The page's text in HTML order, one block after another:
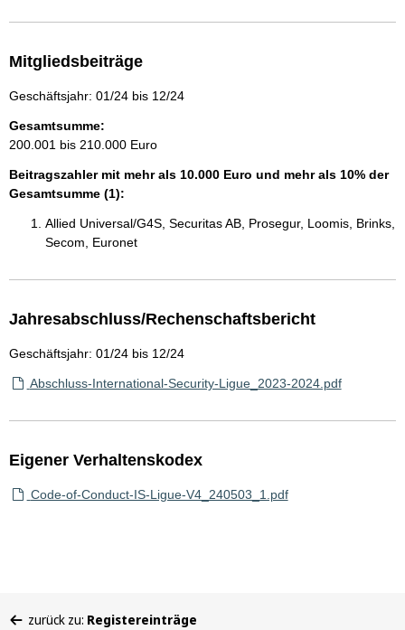
Mitgliedsbeiträge
Geschäftsjahr: 01/24 bis 12/24
Gesamtsumme:
200.001 bis 210.000 Euro
Beitragszahler mit mehr als 10.000 Euro und mehr als 10% der
Gesamtsumme (1):
Allied Universal/G4S, Securitas AB, Prosegur, Loomis, Brinks,
Secom, Euronet
Jahresabschluss/Rechenschaftsbericht
Geschäftsjahr: 01/24 bis 12/24
Abschluss-International-Security-Ligue_2023-2024.pdf
Eigener Verhaltenskodex
Code-of-Conduct-IS-Ligue-V4_240503_1.pdf
zurück zu: Registereinträge